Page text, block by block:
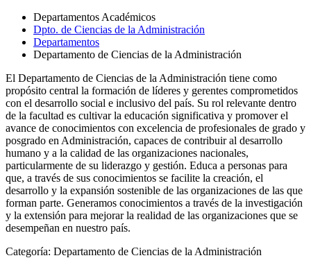
Departamentos Académicos
Dpto. de Ciencias de la Administración
Departamentos
Departamento de Ciencias de la Administración
El Departamento de Ciencias de la Administración tiene como
propósito central la formación de líderes y gerentes comprometidos
con el desarrollo social e inclusivo del país. Su rol relevante dentro
de la facultad es cultivar la educación significativa y promover el
avance de conocimientos con excelencia de profesionales de grado y
posgrado en Administración, capaces de contribuir al desarrollo
humano y a la calidad de las organizaciones nacionales,
particularmente de su liderazgo y gestión. Educa a personas para
que, a través de sus conocimientos se facilite la creación, el
desarrollo y la expansión sostenible de las organizaciones de las que
forman parte. Generamos conocimientos a través de la investigación
y la extensión para mejorar la realidad de las organizaciones que se
desempeñan en nuestro país.
Categoría: Departamento de Ciencias de la Administración